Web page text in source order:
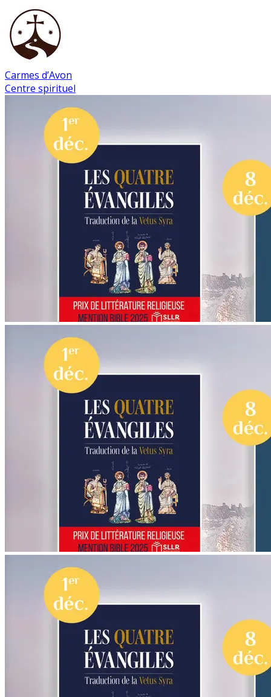
Carmes d’Avon
Centre spirituel